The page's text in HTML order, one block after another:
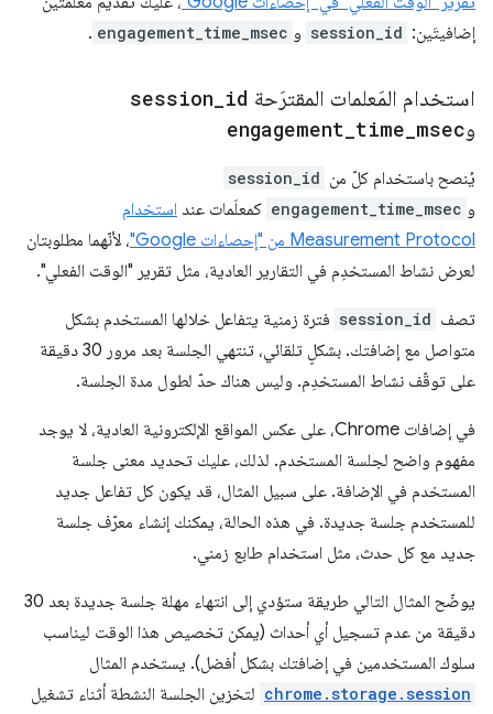
إضافيتَين: session_id و engagement_time_msec
.
استخدام المَعلمات المقترَحة session id
و engagement time msec
يُنصح باستخدام كلّ من session_id
و engagement_time_msec كمعلَمات عند استخدام
Measurement Protocol من "إحصاءات Google"
، لأنّهما مطلوبتان
لعرض نشاط المستخدِم في التقارير العادية، مثل تقرير "الوقت الفعلي".
تصف session_id فترة زمنية يتفاعل خلالها المستخدم بشكل
متواصل مع إضافتك. بشكلٍ تلقائي، تنتهي الجلسة بعد مرور 30 دقيقة
على توقّف نشاط المستخدِم. وليس هناك حدّ لطول مدة الجلسة.
في إضافات Chrome، على عكس المواقع الإلكترونية العادية، لا يوجد
مفهوم واضح لجلسة المستخدم. لذلك، عليك تحديد معنى جلسة
المستخدم في الإضافة. على سبيل المثال، قد يكون كل تفاعل جديد
للمستخدم جلسة جديدة. في هذه الحالة، يمكنك إنشاء معرّف جلسة
جديد مع كل حدث، مثل استخدام طابع زمني.
يوضّح المثال التالي طريقة ستؤدي إلى انتهاء مهلة جلسة جديدة بعد 30
دقيقة من عدم تسجيل أي أحداث (يمكن تخصيص هذا الوقت ليناسب
سلوك المستخدمين في إضافتك بشكل أفضل). يستخدم المثال
chrome.storage.session لتخزين الجلسة النشطة أثناء تشغيل